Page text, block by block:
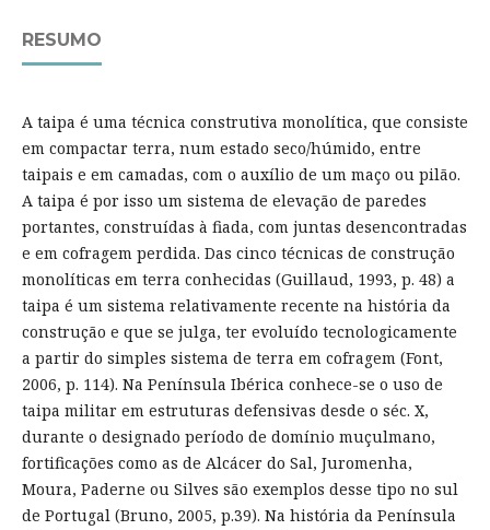
RESUMO
A taipa é uma técnica construtiva monolítica, que consiste
em compactar terra, num estado seco/húmido, entre
taipais e em camadas, com o auxílio de um maço ou pilão.
A taipa é por isso um sistema de elevação de paredes
portantes, construídas à fiada, com juntas desencontradas
e em cofragem perdida. Das cinco técnicas de construção
monolíticas em terra conhecidas (Guillaud, 1993, p. 48) a
taipa é um sistema relativamente recente na história da
construção e que se julga, ter evoluído tecnologicamente
a partir do simples sistema de terra em cofragem (Font,
2006, p. 114). Na Península Ibérica conhece-se o uso de
taipa militar em estruturas defensivas desde o séc. X,
durante o designado período de domínio muçulmano,
fortificações como as de Alcácer do Sal, Juromenha,
Moura, Paderne ou Silves são exemplos desse tipo no sul
de Portugal (Bruno, 2005, p.39). Na história da Península